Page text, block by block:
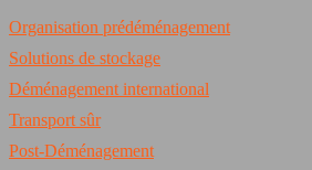
Organisation prédéménagement
Solutions de stockage
Déménagement international
Transport sûr
Post-Déménagement